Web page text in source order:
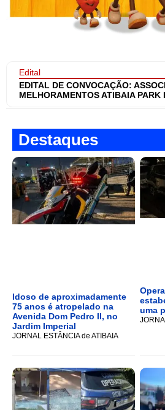
Edital
EDITAL DE CONVOCAÇÃO:
MELHORAMENTOS ATIBAIA PARK
Destaques
Idoso de aproximadamente
75 anos é atropelado na
Avenida Dom Pedro II, no
Jardim Imperial
JORNAL ESTÂNCIA de ATIBAIA
uma